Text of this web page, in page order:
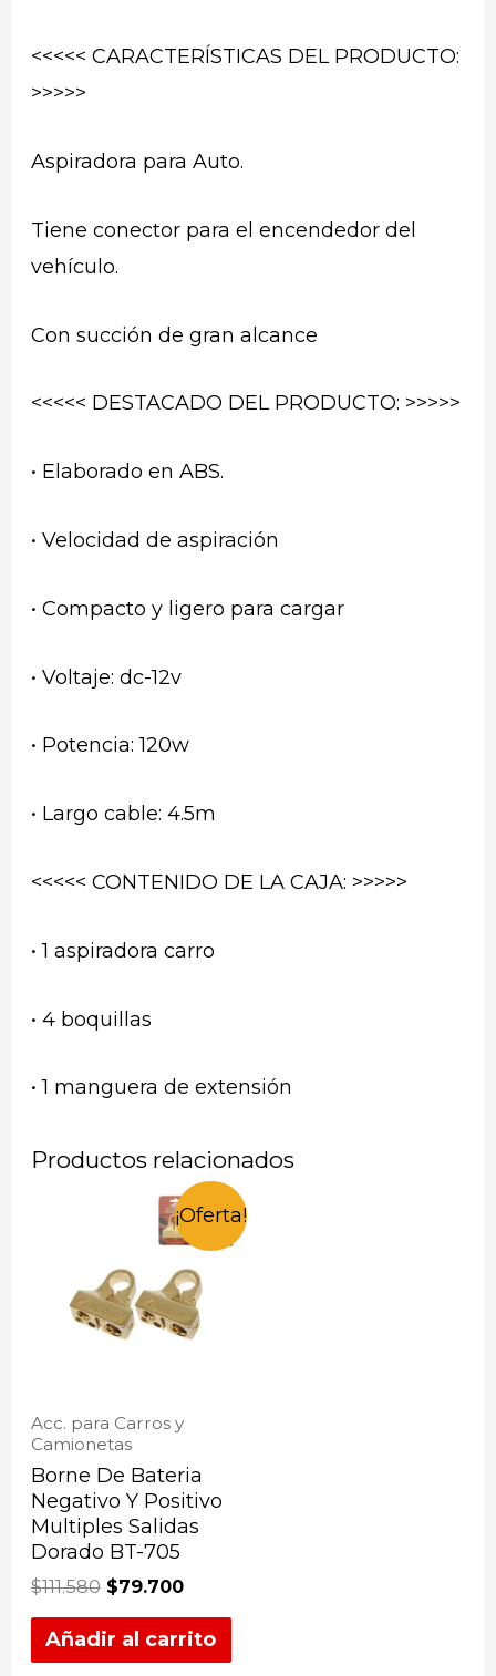
<<<<< CARACTERÍSTICAS DEL PRODUCTO:
>>>>>
Aspiradora para Auto.
Tiene conector para el encendedor del
vehículo.
Con succión de gran alcance
<<<<< DESTACADO DEL PRODUCTO: >>>>>
• Elaborado en ABS.
• Velocidad de aspiración
• Compacto y ligero para cargar
• Voltaje: dc-12v
• Potencia: 120w
• Largo cable: 4.5m
<<<<< CONTENIDO DE LA CAJA: >>>>>
• 1 aspiradora carro
• 4 boquillas
• 1 manguera de extensión
Productos relacionados
¡Oferta!
Acc. para Carros y
Camionetas
Borne De Bateria
Negativo Y Positivo
Multiples Salidas
Dorado BT-705
$111.580 $79.700
Añadir al carrito